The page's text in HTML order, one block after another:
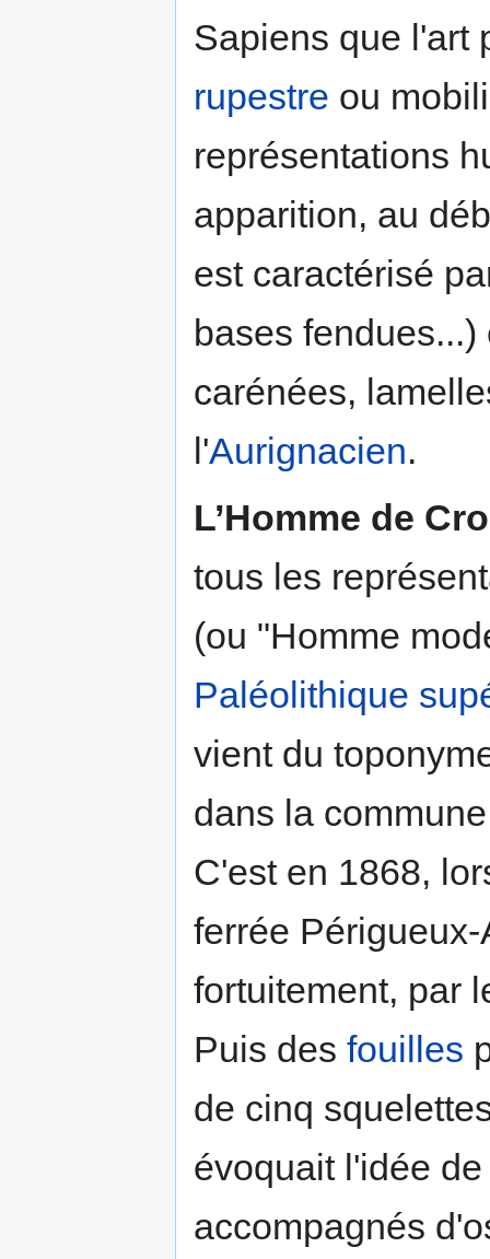
Sapiens que l'art
rupestre ou
représentations
apparition, au
est caractérisé
bases
carénées,
l'Aurignacien.
L’Homme de
tous les
(ou "Homme
Paléolithique
vient du
dans la
C'est en 1868,
ferrée
fortuitement, par
Puis des fouilles
de cinq
évoquait l'idée
accompagnés